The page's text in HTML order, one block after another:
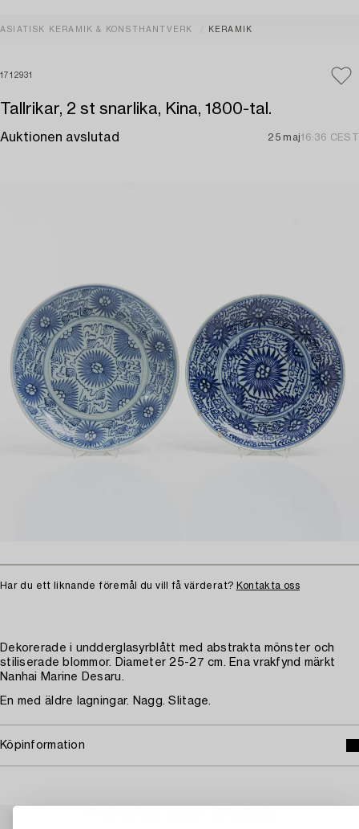
ASIATISK KERAMIK & KONSTHANTVERK KERAMIK
1712931
Tallrikar, 2 st snarlika, Kina, 1800-tal.
Auktionen avslutad 25 maj16:36 CEST
Har du ett liknande föremål du vill få värderat? Kontakta oss
Dekorerade i undderglasyrblått med abstrakta mönster och
stiliserade blommor. Diameter 25-27 cm. Ena vrakfynd märkt
Nanhai Marine Desaru.
En med äldre lagningar. Nagg. Slitage.
Köpinformation